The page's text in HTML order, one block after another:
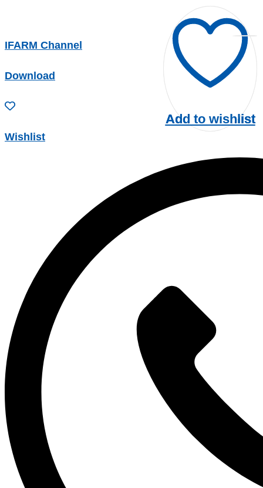
IFARM Channel
Download
Wishlist
Add to wishlist
Add to wishlist